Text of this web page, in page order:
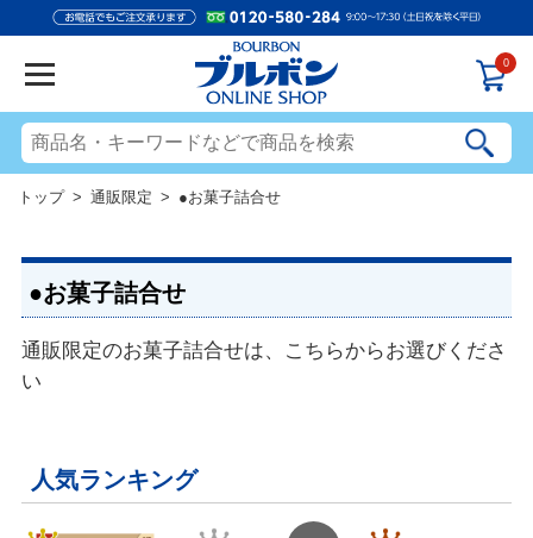
0
トップ> 通販限定 > ●お菓子詰合せ
●お菓子詰合せ
通販限定のお菓子詰合せは、こちらからお選びくださ
い
人気ランキング